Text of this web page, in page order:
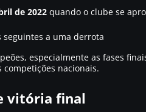
de 2022 quando o clube se
seguintes a uma derrota
especialmente as fases
competições nacionais.
vitória final